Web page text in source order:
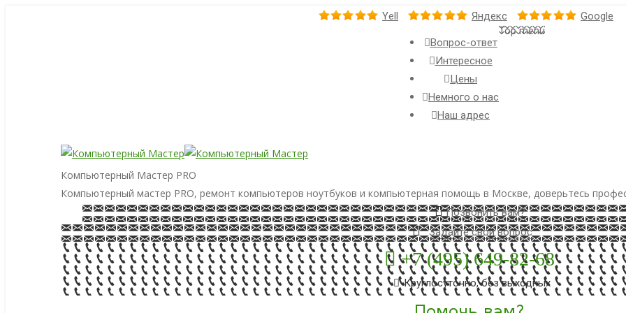
Yell Яндекс Google
Вопрос-ответ
Интересное
Цены
Немного о нас
Наш адрес
Top menu
Компьютерный Мастер PRO
Компьютерный мастер PRO, ремонт компьютеров ноутбуков и компьютерная помощь в Москве, доверьтесь
Позвонить вам?
Задайте свой вопрос
+7 (495) 649-82-68
Круглосуточно, без выходных